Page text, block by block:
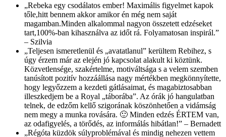
„Rebeka egy csodálatos ember! Maximális figyelmet kapok
tőle,hitt bennem akkor amikor én még nem saját
magamban.Minden alkalommal nagyon összetett edzéseket
tart,100%-ban kihasználva az időt rá. Folyamatosan inspirál.”
– Szilvia
„Teljesen ismeretlenül és „avatatlanul” kerültem Rebihez, s
úgy érzem már az elején jó kapcsolat alakult ki köztünk.
Közvetlensége, szakértelme, motiváltsága s a velem szemben
tanúsított pozitív hozzáállása nagy mértékben megkönnyítette,
hogy legyőzzem a kezdeti gátlásaimat, és magabiztosabban
illeszkedjem be a Royal „táborába”. Az órák jó hangulatban
telnek, de edzőm kellő szigorának köszönhetően a vidámság
nem megy a munka rovására. 🙂 Minden edzés ÉRTEM van,
az odafigyelés, a törődés, az informálás hibátlan!” – Bernadett
„Régóta küzdök súlyproblémával és mindig nehezen vettem